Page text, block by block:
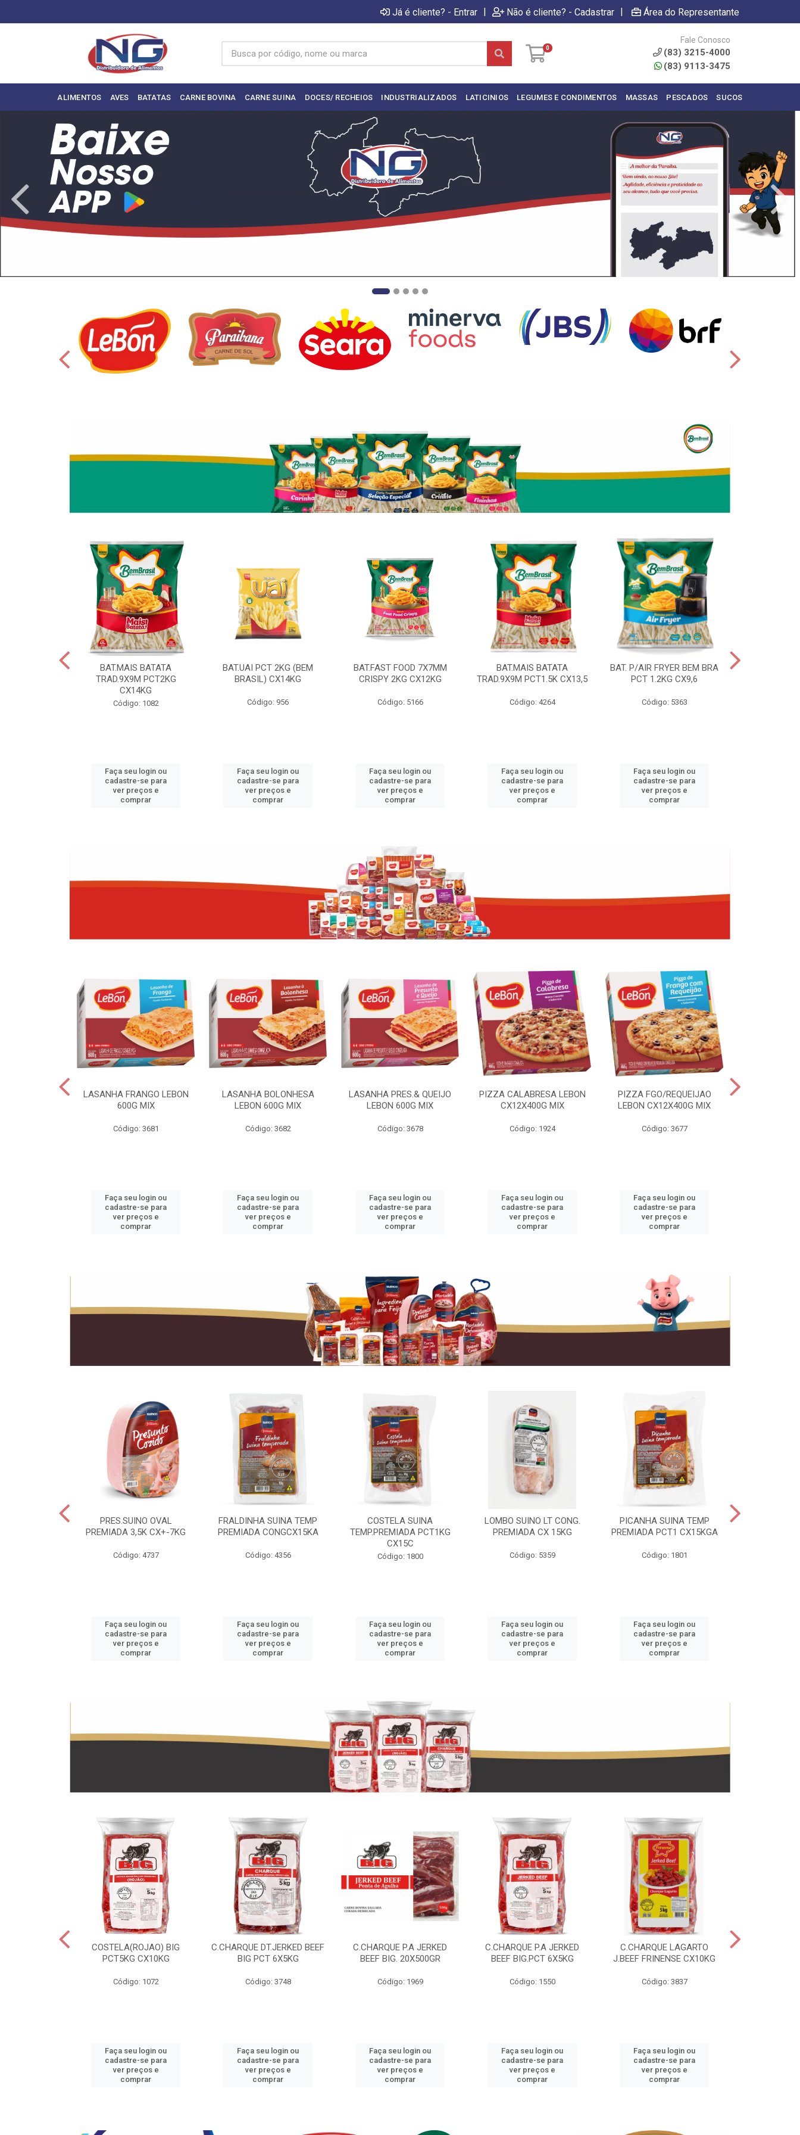
Já é cliente? - Entrar | Não é cliente? - Cadastrar | Área do Representante
0
Fale Conosco
(83) 3215-4000
(83) 9113-3475
ALIMENTOS AVES BATATAS CARNE BOVINA CARNE SUINA DOCES/ RECHEIOS INDUSTRIALIZADOS LATICINIOS LEGUMES E CONDIMENTOS MASSAS PESCADOS SUCOS
BAT.MAIS BATATA
TRAD.9X9M PCT2KG
CX14KG
Código: 1082
Faça seu login ou
cadastre-se para
ver preços e
comprar
BAT.UAI PCT 2KG (BEM
BRASIL) CX14KG
Código: 956
Faça seu login ou
cadastre-se para
ver preços e
comprar
BAT.FAST FOOD 7X7MM
CRISPY 2KG CX12KG
Código: 5166
Faça seu login ou
cadastre-se para
ver preços e
comprar
BAT.MAIS BATATA
TRAD.9X9M PCT1.5K CX13,5
Código: 4264
Faça seu login ou
cadastre-se para
ver preços e
comprar
BAT. P/AIR FRYER BEM BRA
PCT 1.2KG CX9,6
Código: 5363
Faça seu login ou
cadastre-se para
ver preços e
comprar
LASANHA FRANGO LEBON
600G MIX
Código: 3681
Faça seu login ou
cadastre-se para
ver preços e
comprar
LASANHA BOLONHESA
LEBON 600G MIX
Código: 3682
Faça seu login ou
cadastre-se para
ver preços e
comprar
LASANHA PRES.& QUEIJO
LEBON 600G MIX
Código: 3678
Faça seu login ou
cadastre-se para
ver preços e
comprar
PIZZA CALABRESA LEBON
CX12X400G MIX
Código: 1924
Faça seu login ou
cadastre-se para
ver preços e
comprar
PIZZA FGO/REQUEIJAO
LEBON CX12X400G MIX
Código: 3677
Faça seu login ou
cadastre-se para
ver preços e
comprar
PRES.SUINO OVAL
PREMIADA 3,5K CX+-7KG
Código: 4737
Faça seu login ou
cadastre-se para
ver preços e
comprar
FRALDINHA SUINA TEMP
PREMIADA CONGCX15KA
Código: 4356
Faça seu login ou
cadastre-se para
ver preços e
comprar
COSTELA SUINA
TEMP.PREMIADA PCT1KG
CX15C
Código: 1800
Faça seu login ou
cadastre-se para
ver preços e
comprar
LOMBO SUINO LT CONG.
PREMIADA CX 15KG
Código: 5359
Faça seu login ou
cadastre-se para
ver preços e
comprar
PICANHA SUINA TEMP
PREMIADA PCT1 CX15KGA
Código: 1801
Faça seu login ou
cadastre-se para
ver preços e
comprar
COSTELA(ROJAO) BIG
PCT5KG CX10KG
Código: 1072
Faça seu login ou
cadastre-se para
ver preços e
comprar
C.CHARQUE DT.JERKED BEEF
BIG PCT 6X5KG
Código: 3748
Faça seu login ou
cadastre-se para
ver preços e
comprar
C.CHARQUE P.A JERKED
BEEF BIG. 20X500GR
Código: 1969
Faça seu login ou
cadastre-se para
ver preços e
comprar
C.CHARQUE P.A JERKED
BEEF BIG.PCT 6X5KG
Código: 1550
Faça seu login ou
cadastre-se para
ver preços e
comprar
C.CHARQUE LAGARTO
J.BEEF FRINENSE CX10KG
Código: 3837
Faça seu login ou
cadastre-se para
ver preços e
comprar